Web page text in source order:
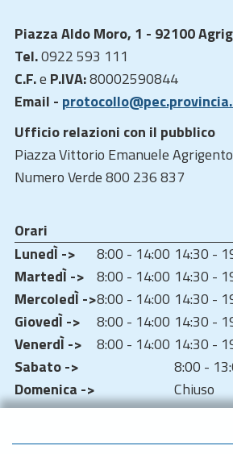
Piazza Aldo Moro, 1 - 92100
Tel.0922 593 111
C.F.e P.IVA:80002590844
Email -
Ufficio relazioni con il pubblico
Piazza Vittorio Emanuele Agrigento
Numero Verde 800 236 837
Orari
LunedÌ ->
8:00 - 14:00 14:30 -
MartedÌ -> 8:00 - 14:00 14:30 -
MercoledÌ ->8:00 - 14:00 14:30 -
GiovedÌ ->
8:00 - 14:00 14:30 -
VenerdÌ ->
8:00 - 14:00 14:30 -
Sabato ->
8:00 -
Domenica ->
Chiuso